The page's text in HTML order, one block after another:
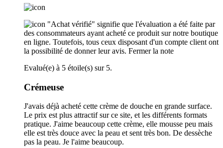
"Achat vérifié" signifie que l'évaluation a été faite par
des consommateurs ayant acheté ce produit sur notre boutique
en ligne. Toutefois, tous ceux disposant d'un compte client ont
la possibilité de donner leur avis. Fermer la note
Evalué(e) à 5 étoile(s) sur 5.
Crémeuse
J'avais déjà acheté cette crème de douche en grande surface.
Le prix est plus attractif sur ce site, et les différents formats
pratique. J'aime beaucoup cette crème, elle mousse peu mais
elle est très douce avec la peau et sent très bon. De dessèche
pas la peau. Je l'aime beaucoup.